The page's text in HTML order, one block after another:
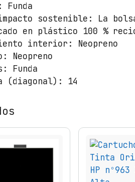
c
a
n
sostenible: La
en plástico 100 %
interior: Neopreno
Neopreno
Funda
(diagonal): 14